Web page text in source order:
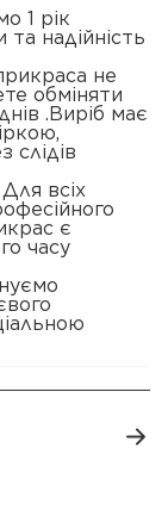
1 рік
та надійність
не
обміняти
.Виріб має
слідів
всіх
є
часу